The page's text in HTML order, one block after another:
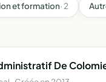
et formation· 2
De